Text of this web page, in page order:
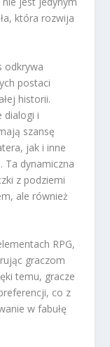
która rozwija
odkrywa
postaci
historii.
dialogi i
szansę
jak i inne
Ta dynamiczna
z podziemi
ale również
RPG,
graczom
temu, gracze
co z
w fabułę